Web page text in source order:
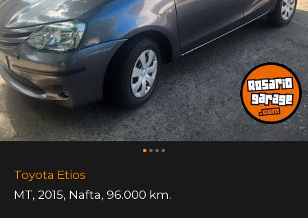
Toyota Etios
MT, 2015, Nafta, 96.000 km.